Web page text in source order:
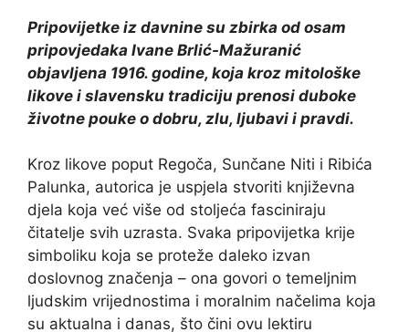
Pripovijetke iz davnine su zbirka od osam
pripovjedaka Ivane Brlić-Mažuranić
objavljena 1916. godine, koja kroz mitološke
likove i slavensku tradiciju prenosi duboke
životne pouke o dobru, zlu, ljubavi i pravdi.
Kroz likove poput Regoča, Sunčane Niti i Ribića
Palunka, autorica je uspjela stvoriti književna
djela koja već više od stoljeća fasciniraju
čitatelje svih uzrasta. Svaka pripovijetka krije
simboliku koja se proteže daleko izvan
doslovnog značenja – ona govori o temeljnim
ljudskim vrijednostima i moralnim načelima koja
su aktualna i danas, što čini ovu lektiru